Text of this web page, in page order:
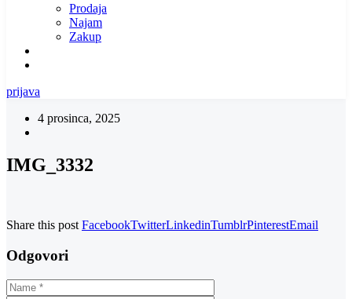
Prodaja
Najam
Zakup
prijava
4 prosinca, 2025
IMG_3332
Share this post FacebookTwitterLinkedinTumblrPinterestEmail
Odgovori